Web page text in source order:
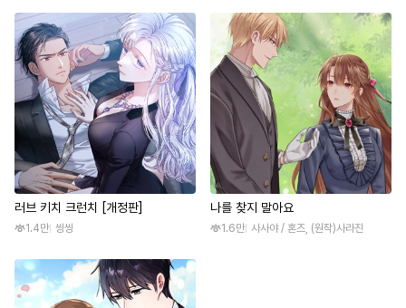
러브 키치 크런치 [개정판]
1.4만 씽씽
나를 찾지 말아요
1.6만 사사야 / 혼즈, (원작)사라진